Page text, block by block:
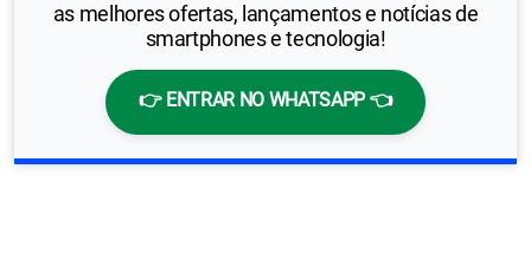
as melhores ofertas, lançamentos e notícias de
smartphones e tecnologia!
👉 ENTRAR NO WHATSAPP 👈